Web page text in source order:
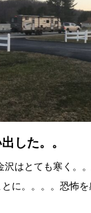
した。。
沢はとても寒く。
に。。。。恐怖